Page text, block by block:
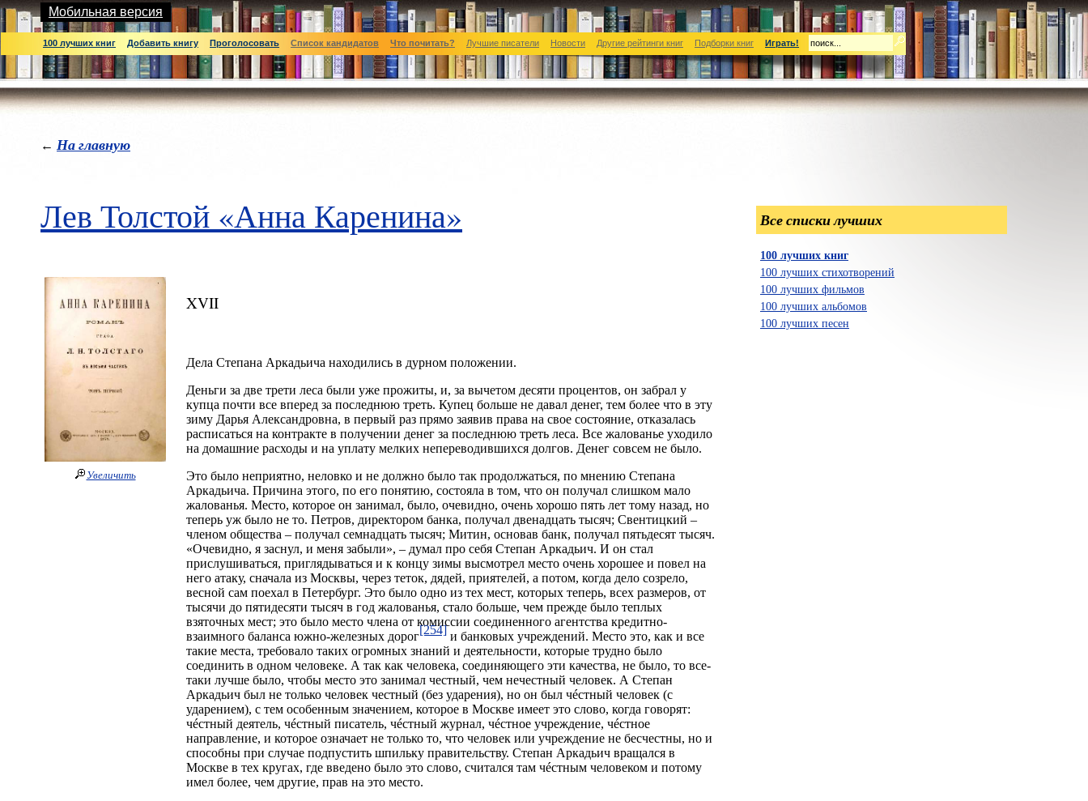
Мобильная версия
100 лучших книг Добавить книгу Проголосовать Список кандидатов Что почитать? Лучшие писатели Новости Другие рейтинги книг Подборки книг Играть!
← На главную
Лев Толстой «Анна Каренина»
Увеличить
XVII
Дела Степана Аркадьича находились в дурном положении.
Деньги за две трети леса были уже прожиты, и, за вычетом десяти процентов, он забрал у
купца почти все вперед за последнюю треть. Купец больше не давал денег, тем более что в эту
зиму Дарья Александровна, в первый раз прямо заявив права на свое состояние, отказалась
расписаться на контракте в получении денег за последнюю треть леса. Все жалованье уходило
на домашние расходы и на уплату мелких непереводившихся долгов. Денег совсем не было.
Это было неприятно, неловко и не должно было так продолжаться, по мнению Степана
Аркадьича. Причина этого, по его понятию, состояла в том, что он получал слишком мало
жалованья. Место, которое он занимал, было, очевидно, очень хорошо пять лет тому назад, но
теперь уж было не то. Петров, директором банка, получал двенадцать тысяч; Свентицкий –
членом общества – получал семнадцать тысяч; Митин, основав банк, получал пятьдесят тысяч.
«Очевидно, я заснул, и меня забыли», – думал про себя Степан Аркадьич. И он стал
прислушиваться, приглядываться и к концу зимы высмотрел место очень хорошее и повел на
него атаку, сначала из Москвы, через теток, дядей, приятелей, а потом, когда дело созрело,
весной сам поехал в Петербург. Это было одно из тех мест, которых теперь, всех размеров, от
тысячи до пятидесяти тысяч в год жалованья, стало больше, чем прежде было теплых
взяточных мест; это было место члена от комиссии соединенного агентства кредитно-
взаимного баланса южно-железных дорог[254] и банковых учреждений. Место это, как и все
такие места, требовало таких огромных знаний и деятельности, которые трудно было
соединить в одном человеке. А так как человека, соединяющего эти качества, не было, то все-
таки лучше было, чтобы место это занимал честный, чем нечестный человек. А Степан
Аркадьич был не только человек честный (без ударения), но он был чéстный человек (с
ударением), с тем особенным значением, которое в Москве имеет это слово, когда говорят:
чéстный деятель, чéстный писатель, чéстный журнал, чéстное учреждение, чéстное
направление, и которое означает не только то, что человек или учреждение не бесчестны, но и
способны при случае подпустить шпильку правительству. Степан Аркадьич вращался в
Москве в тех кругах, где введено было это слово, считался там чéстным человеком и потому
имел более, чем другие, прав на это место.
Все списки лучших
100 лучших книг
100 лучших стихотворений
100 лучших фильмов
100 лучших альбомов
100 лучших песен